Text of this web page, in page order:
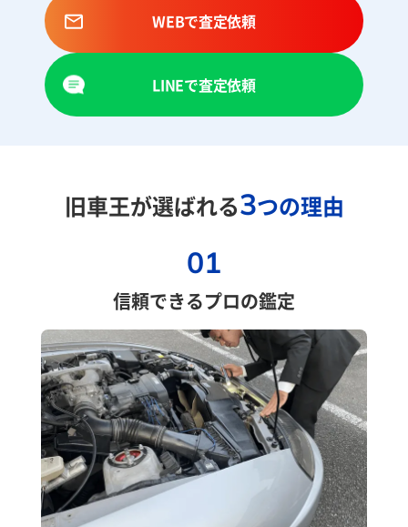
WEBで査定依頼
LINEで査定依頼
旧車王が選ばれる3つの理由
01
信頼できるプロの鑑定